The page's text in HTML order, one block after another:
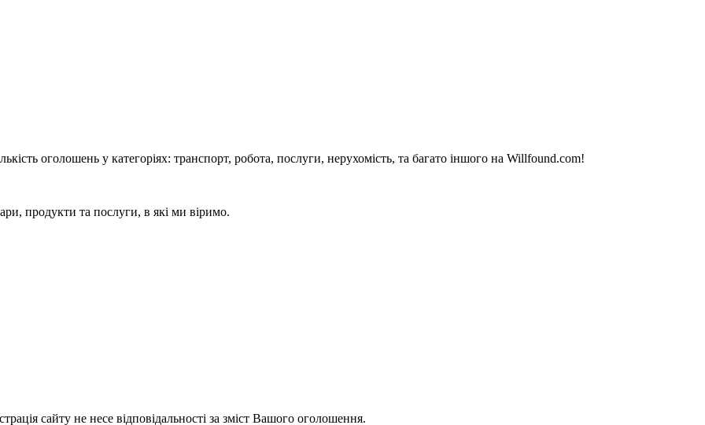
оголошень у категоріях: транспорт, робота, послуги, нерухомість, та багато іншого на Willfound.com!
продукти та послуги, в які ми віримо.
сайту не несе відповідальності за зміст Вашого оголошення.